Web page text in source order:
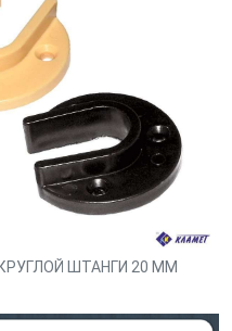
ШТАНГИ 20 ММ